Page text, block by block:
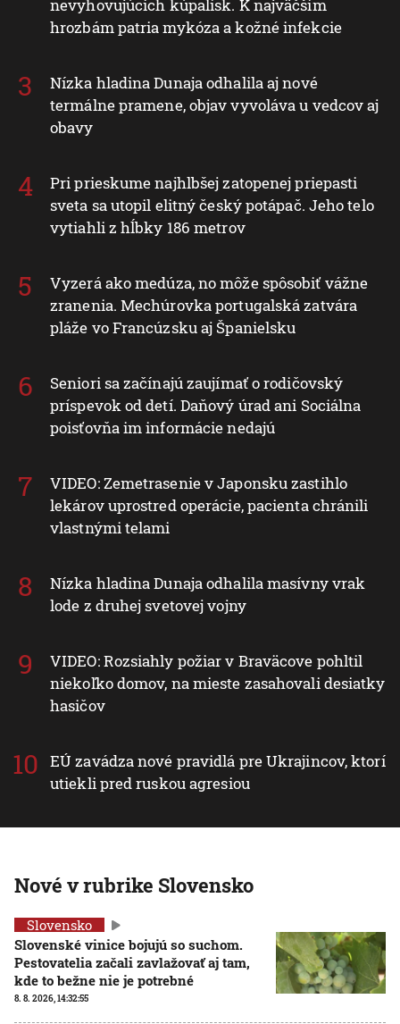
nevyhovujúcich kúpalísk. K najväčším
hrozbám patria mykóza a kožné infekcie
Nízka hladina Dunaja odhalila aj nové
termálne pramene, objav vyvoláva u vedcov aj
obavy
Pri prieskume najhlbšej zatopenej priepasti
sveta sa utopil elitný český potápač. Jeho telo
vytiahli z hĺbky 186 metrov
Vyzerá ako medúza, no môže spôsobiť vážne
zranenia. Mechúrovka portugalská zatvára
pláže vo Francúzsku aj Španielsku
Seniori sa začínajú zaujímať o rodičovský
príspevok od detí. Daňový úrad ani Sociálna
poisťovňa im informácie nedajú
VIDEO: Zemetrasenie v Japonsku zastihlo
lekárov uprostred operácie, pacienta chránili
vlastnými telami
Nízka hladina Dunaja odhalila masívny vrak
lode z druhej svetovej vojny
VIDEO: Rozsiahly požiar v Braväcove pohltil
niekoľko domov, na mieste zasahovali desiatky
hasičov
EÚ zavádza nové pravidlá pre Ukrajincov, ktorí
utiekli pred ruskou agresiou
Nové v rubrike Slovensko
Slovensko
Slovenské vinice bojujú so suchom.
Pestovatelia začali zavlažovať aj tam,
kde to bežne nie je potrebné
8. 8. 2026, 14:32:55